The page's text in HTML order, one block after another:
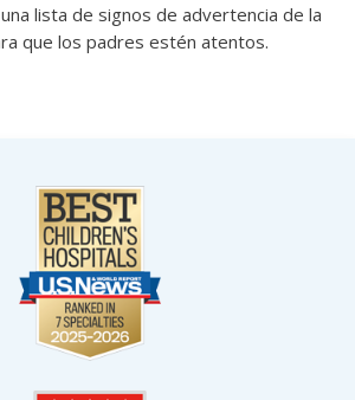
lista de signos de advertencia de la
que los padres estén atentos.